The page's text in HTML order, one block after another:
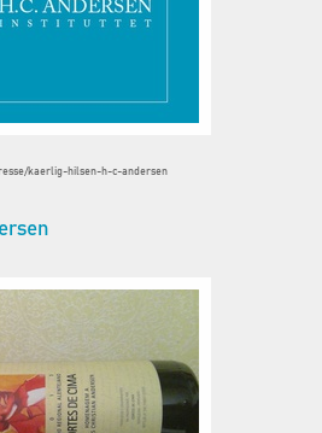
kaerlig-hilsen-h-c-andersen